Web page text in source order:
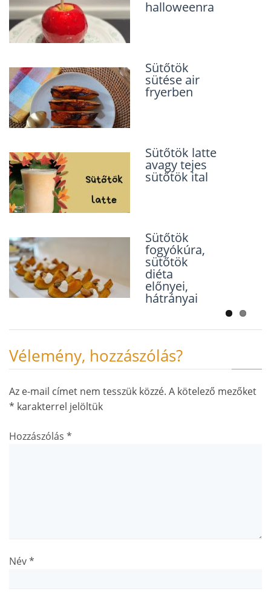
halloweenra
Sütőtök
sütése air
fryerben
Sütőtök latte
avagy tejes
sütőtök ital
Sütőtök
fogyókúra,
sütőtök
diéta
előnyei,
hátrányai
fetával
Gyümölcsny
árs
Halloweenra
Sütőtökös
csirkemell
ragu
Sütőtök
muffin –
Halloween
sztárja
Vélemény, hozzászólás?
Az e-mail címet nem tesszük közzé. A kötelező mezőket
* karakterrel jelöltük
Hozzászólás *
Név*